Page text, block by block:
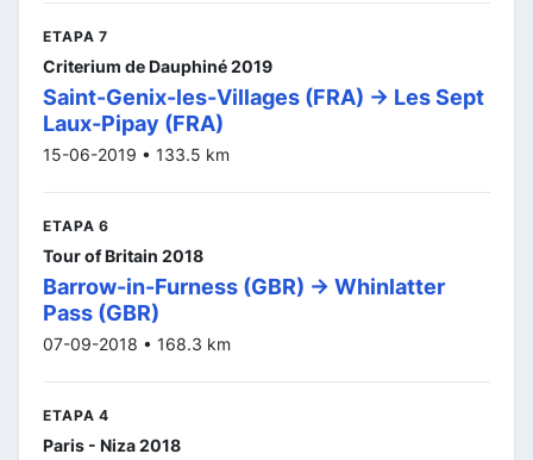
ETAPA 7
Criterium de Dauphiné 2019
Saint-Genix-les-Villages (FRA) -> Les Sept
Laux-Pipay (FRA)
15-06-2019 • 133.5 km
ETAPA 6
Tour of Britain 2018
Barrow-in-Furness (GBR) -> Whinlatter
Pass (GBR)
07-09-2018 • 168.3 km
ETAPA 4
Paris - Niza 2018